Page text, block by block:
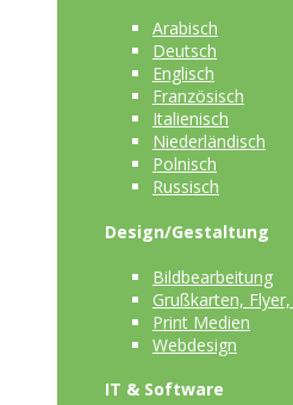
Arabisch
Deutsch
Englisch
Französisch
Italienisch
Niederländisch
Polnisch
Russisch
Design/Gestaltung
Bildbearbeitung
Grußkarten,
Print Medien
Webdesign
IT & Software